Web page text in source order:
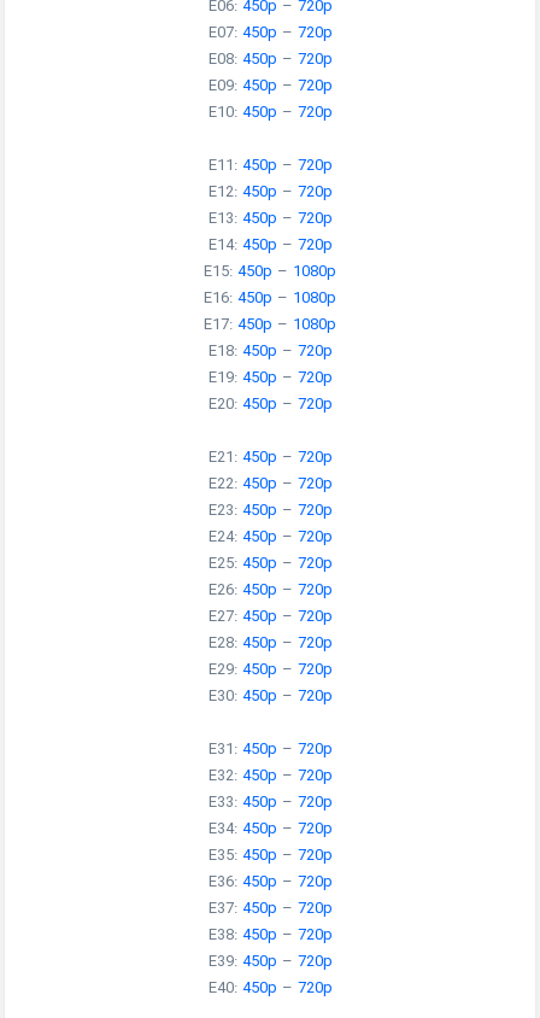
E06:450p – 720p
E07:450p – 720p
E08:450p – 720p
E09:450p – 720p
E10:450p – 720p
E11:450p – 720p
E12:450p – 720p
E13:450p – 720p
E14:450p – 720p
E15:450p – 1080p
E16:450p – 1080p
E17:450p – 1080p
E18:450p – 720p
E19:450p – 720p
E20:450p – 720p
E21:450p – 720p
E22:450p – 720p
E23:450p – 720p
E24:450p – 720p
E25:450p – 720p
E26:450p – 720p
E27:450p – 720p
E28:450p – 720p
E29:450p – 720p
E30:450p – 720p
E31:450p – 720p
E32:450p – 720p
E33:450p – 720p
E34:450p – 720p
E35:450p – 720p
E36:450p – 720p
E37:450p – 720p
E38:450p – 720p
E39:450p – 720p
E40:450p – 720p